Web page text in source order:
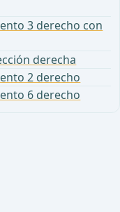
3 derecho con
derecha
2 derecho
6 derecho